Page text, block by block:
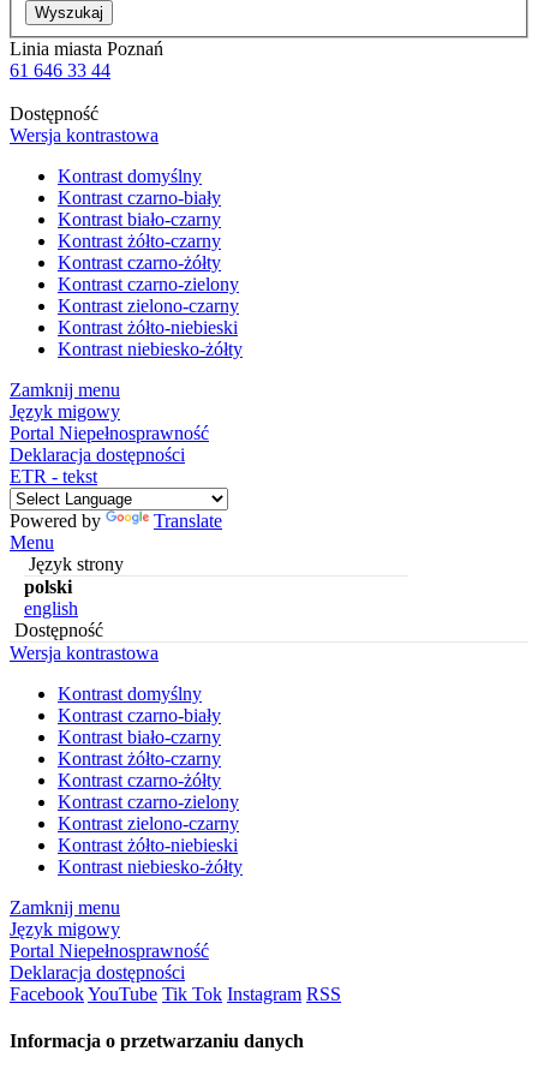
Wyszukaj
Linia miasta Poznań
61 646 33 44
Dostępność
Wersja kontrastowa
Kontrast domyślny
Kontrast czarno-biały
Kontrast biało-czarny
Kontrast żółto-czarny
Kontrast czarno-żółty
Kontrast czarno-zielony
Kontrast zielono-czarny
Kontrast żółto-niebieski
Kontrast niebiesko-żółty
Zamknij menu
Język migowy
Portal Niepełnosprawność
Deklaracja dostępności
ETR - tekst
Powered by
Translate
Menu
Język strony
polski
english
Dostępność
Wersja kontrastowa
Kontrast domyślny
Kontrast czarno-biały
Kontrast biało-czarny
Kontrast żółto-czarny
Kontrast czarno-żółty
Kontrast czarno-zielony
Kontrast zielono-czarny
Kontrast żółto-niebieski
Kontrast niebiesko-żółty
Zamknij menu
Język migowy
Portal Niepełnosprawność
Deklaracja dostępności
FacebookYouTube Tik Tok Instagram RSS
Informacja o przetwarzaniu danych